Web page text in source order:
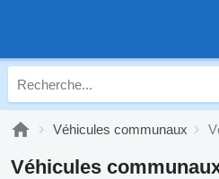
Véhicules communaux
Véhicules